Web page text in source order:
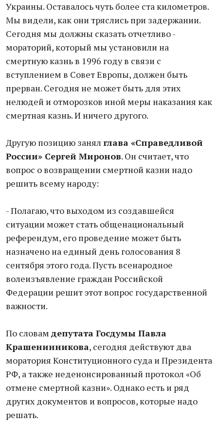
Украины. Оставалось чуть более ста километров.
Мы видели, как они тряслись при задержании.
Сегодня мы должны сказать отчетливо -
мораторий, который мы установили на
смертную казнь в 1996 году в связи с
вступлением в Совет Европы, должен быть
прерван. Сегодня не может быть для этих
нелюдей и отморозков иной меры наказания как
смертная казнь. И ничего другого.
Другую позицию занял глава «Справедливой
России» Сергей Миронов. Он считает, что
вопрос о возвращении смертной казни надо
решить всему народу:
- Полагаю, что выходом из создавшейся
ситуации может стать общенациональный
референдум, его проведение может быть
назначено на единый день голосования 8
сентября этого года. Пусть всенародное
волеизъявление граждан Российской
Федерации решит этот вопрос государственной
важности.
По словам депутата Госдумы Павла
Крашенинникова, сегодня действуют два
моратория Конституционного суда и Президента
РФ, а также неденонсированный протокол «Об
отмене смертной казни». Однако есть и ряд
других документов и вопросов, которые надо
решать.